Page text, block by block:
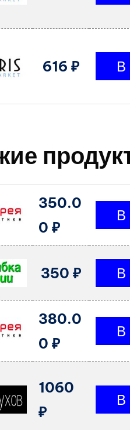
616 ₽
350.0
0 ₽
350 ₽
380.0
0 ₽
1060
₽